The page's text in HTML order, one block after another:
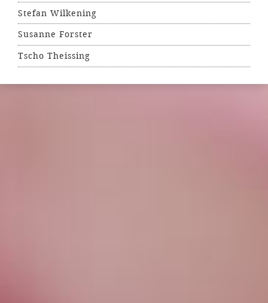
Stefan Wilkening
Susanne Forster
Tscho Theissing